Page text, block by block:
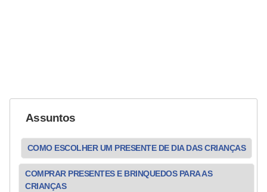
Assuntos
COMO ESCOLHER UM PRESENTE DE DIA DAS CRIANÇAS
COMPRAR PRESENTES E BRINQUEDOS PARA AS
CRIANÇAS